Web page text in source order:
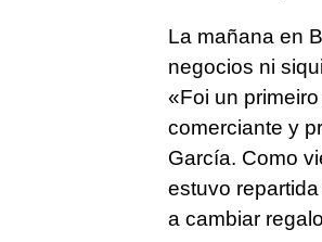
La mañana en
negocios ni
«Foi un
comerciante y
García. Como
estuvo
a cambiar